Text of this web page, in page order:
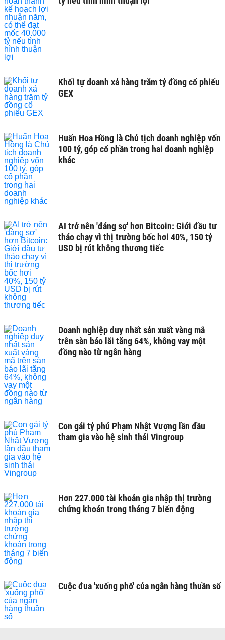
Khối tự doanh xả hàng trăm tỷ đồng cổ phiếu
GEX
Huấn Hoa Hồng là Chủ tịch doanh nghiệp vốn
100 tỷ, góp cổ phần trong hai doanh nghiệp
khác
AI trở nên 'đáng sợ' hơn Bitcoin: Giới đầu tư
tháo chạy vì thị trường bốc hơi 40%, 150 tỷ
USD bị rút không thương tiếc
Doanh nghiệp duy nhất sản xuất vàng mã
trên sàn báo lãi tăng 64%, không vay một
đồng nào từ ngân hàng
Con gái tỷ phú Phạm Nhật Vượng lần đầu
tham gia vào hệ sinh thái Vingroup
Hơn 227.000 tài khoản gia nhập thị trường
chứng khoán trong tháng 7 biến động
Cuộc đua 'xuống phố' của ngân hàng thuần số